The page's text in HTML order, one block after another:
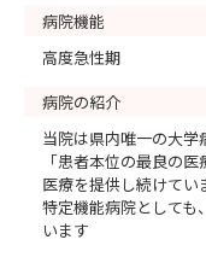
病院機能
高度急性期
病院の紹介
当院は県内唯一の大学
「患者本位の最良の
医療を提供し続けてい
特定機能病院としても
います